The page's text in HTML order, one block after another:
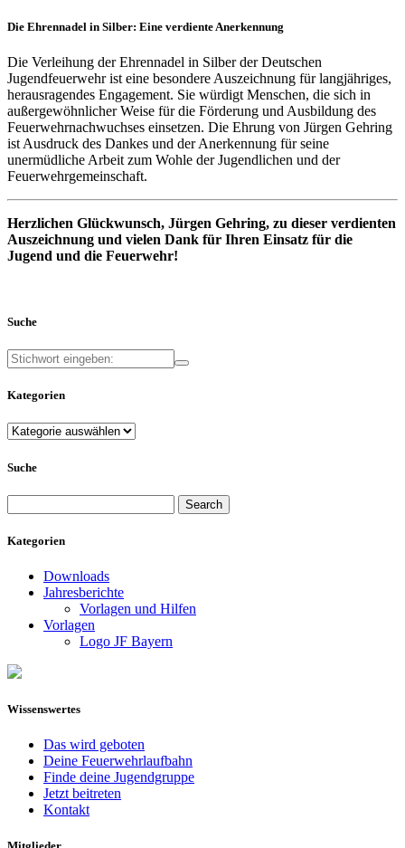
Die Ehrennadel in Silber: Eine verdiente Anerkennung
Die Verleihung der Ehrennadel in Silber der Deutschen
Jugendfeuerwehr ist eine besondere Auszeichnung für langjähriges,
herausragendes Engagement. Sie würdigt Menschen, die sich in
außergewöhnlicher Weise für die Förderung und Ausbildung des
Feuerwehrnachwuchses einsetzen. Die Ehrung von Jürgen Gehring
ist Ausdruck des Dankes und der Anerkennung für seine
unermüdliche Arbeit zum Wohle der Jugendlichen und der
Feuerwehrgemeinschaft.
Herzlichen Glückwunsch, Jürgen Gehring, zu dieser verdienten
Auszeichnung und vielen Dank für Ihren Einsatz für die
Jugend und die Feuerwehr!
Suche
Kategorien
Kategorien
Suche
for:
Kategorien
Downloads
Jahresberichte
Vorlagen und Hilfen
Vorlagen
Logo JF Bayern
Wissenswertes
Das wird geboten
Deine Feuerwehrlaufbahn
Finde deine Jugendgruppe
Jetzt beitreten
Kontakt